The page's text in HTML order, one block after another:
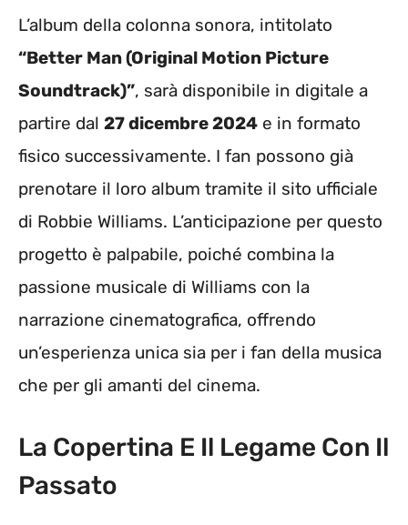
L’album della colonna sonora, intitolato
“Better Man (Original Motion Picture
Soundtrack)”, sarà disponibile in digitale a
partire dal 27 dicembre 2024 e in formato
fisico successivamente. I fan possono già
prenotare il loro album tramite il sito ufficiale
di Robbie Williams. L’anticipazione per questo
progetto è palpabile, poiché combina la
passione musicale di Williams con la
narrazione cinematografica, offrendo
un’esperienza unica sia per i fan della musica
che per gli amanti del cinema.
La Copertina E Il Legame Con Il
Passato